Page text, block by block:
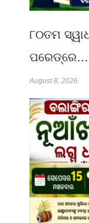
୮୦ତମ
ପରେଡ୍‌ରେ…
August 8, 2026